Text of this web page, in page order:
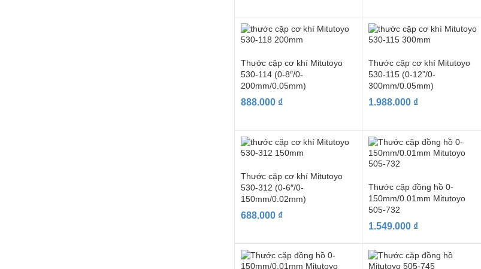
Thước cặp cơ khí Mitutoyo
530-114 (0-8″/0-
200mm/0.05mm)
888.000 ₫
Thước cặp cơ khí Mitutoyo
530-115 (0-12”/0-
300mm/0.05mm)
1.988.000 ₫
Thước cặp cơ khí Mitutoyo
530-312 (0-6″/0-
150mm/0.02mm)
688.000 ₫
Thước cặp đồng hồ 0-
150mm/0.01mm Mitutoyo
505-732
1.549.000 ₫